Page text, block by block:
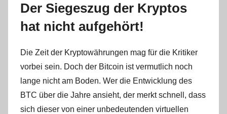
Der Siegeszug der Kryptos
hat nicht aufgehört!
Die Zeit der Kryptowährungen mag für die Kritiker
vorbei sein. Doch der Bitcoin ist vermutlich noch
lange nicht am Boden. Wer die Entwicklung des
BTC über die Jahre ansieht, der merkt schnell, dass
sich dieser von einer unbedeutenden virtuellen